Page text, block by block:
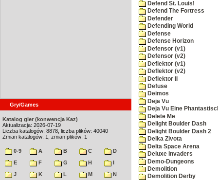
Gry/Games
Katalog gier (konwencja Kaz)
Aktualizacja: 2026-07-19
Liczba katalogów: 8878, liczba plików: 40040
Zmian katalogów: 1, zmian plików: 1
0-9 A B C
D
E
F G H
I
J
K L M
N
Defend St. Louis!
Defend The Fortress
Defender
Defending World
Defense
Defense Horizon
Defensor (v1)
Defensor (v2)
Deflektor (v1)
Deflektor (v2)
Deflektor II
Defuse
Deimos
Deja Vu
Deja Vu Eine
Delete Me
Delight Boulder Dash
Delight Boulder Dash 2
Delka Zivota
Delta Space Arena
Deluxe Invaders
Demo-Dungeons
Demolition
Demolition Derby